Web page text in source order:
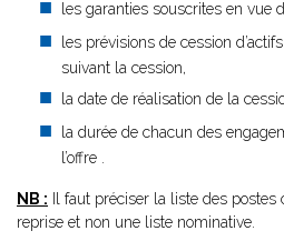
les garanties souscrites en vue
les prévisions de cession
suivant la cession,
la date de réalisation de la
la durée de chacun des
l’offre .
NB : Il faut préciser la liste des
reprise et non une liste nominative.